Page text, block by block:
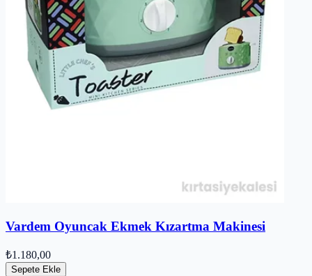
Vardem Oyuncak Ekmek Kızartma Makinesi
₺1.180,00
Sepete Ekle